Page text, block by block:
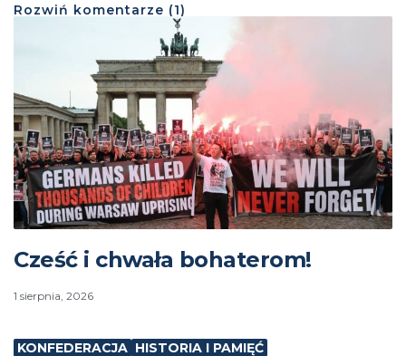
Rozwiń komentarze (1)
Cześć i chwała bohaterom!
1 sierpnia, 2026
KONFEDERACJA HISTORIA I PAMIĘĆ